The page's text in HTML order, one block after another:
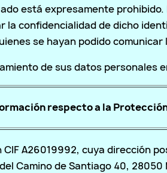
está expresamente
la confidencialidad de dicho
se hayan podido comunicar
de sus datos personales
respecto a la
CIF A26019992, cuya
Camino de Santiago 40,